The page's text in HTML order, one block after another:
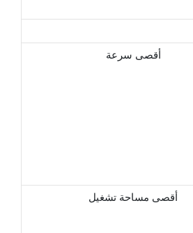
أقصى سرعة
أقصى مساحة تشغيل